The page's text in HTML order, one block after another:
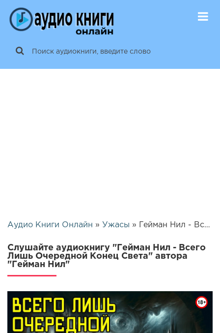
Аудио Книги Онлайн » Ужасы » Гейман Нил - Всего Лишь Очередной Конец Света | 13983
Слушайте аудиокнигу "Гейман Нил - Всего
Лишь Очередной Конец Света" автора
"Гейман Нил"